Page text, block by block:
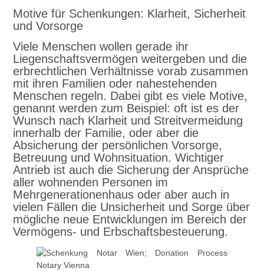
Motive für Schenkungen: Klarheit, Sicherheit
und Vorsorge
Viele Menschen wollen gerade ihr
Liegenschaftsvermögen weitergeben und die
erbrechtlichen Verhältnisse vorab zusammen
mit ihren Familien oder nahestehenden
Menschen regeln. Dabei gibt es viele Motive,
genannt werden zum Beispiel: oft ist es der
Wunsch nach Klarheit und Streitvermeidung
innerhalb der Familie, oder aber die
Absicherung der persönlichen Vorsorge,
Betreuung und Wohnsituation. Wichtiger
Antrieb ist auch die Sicherung der Ansprüche
aller wohnenden Personen im
Mehrgenerationenhaus oder aber auch in
vielen Fällen die Unsicherheit und Sorge über
mögliche neue Entwicklungen im Bereich der
Vermögens- und Erbschaftsbesteuerung.